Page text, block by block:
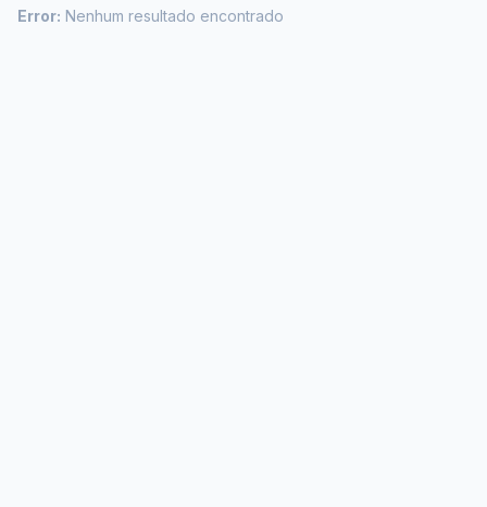
Error: Nenhum resultado encontrado